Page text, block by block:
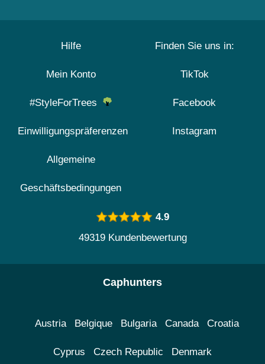
Hilfe
Mein Konto
#StyleForTrees
Einwilligungspräferenzen
Allgemeine
Geschäftsbedingungen
Finden Sie uns in:
TikTok
Facebook
Instagram
4.9
49319 Kundenbewertung
Caphunters
Austria Belgique Bulgaria Canada Croatia
Cyprus Czech Republic Denmark